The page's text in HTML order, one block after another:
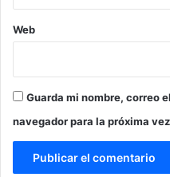
Web
Guarda mi nombre, correo
navegador para la próxima